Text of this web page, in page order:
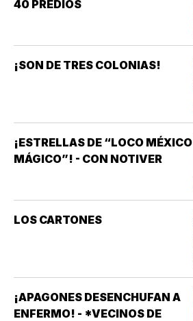
40 PREDIOS
¡SON DE TRES COLONIAS!
¡ESTRELLAS DE “LOCO MÉXICO
MÁGICO”! - CON NOTIVER
LOS CARTONES
¡APAGONES DESENCHUFAN A
ENFERMO! - *VECINOS DE